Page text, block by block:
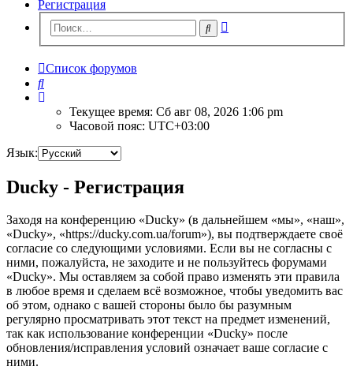
Регистрация
Поиск
Список форумов
Поиск
Текущее время: Сб авг 08, 2026 1:06 pm
Часовой пояс: UTC+03:00
Язык:
Ducky - Регистрация
Заходя на конференцию «Ducky» (в дальнейшем «мы», «наш»,
«Ducky», «https://ducky.com.ua/forum»), вы подтверждаете своё
согласие со следующими условиями. Если вы не согласны с
ними, пожалуйста, не заходите и не пользуйтесь форумами
«Ducky». Мы оставляем за собой право изменять эти правила
в любое время и сделаем всё возможное, чтобы уведомить вас
об этом, однако с вашей стороны было бы разумным
регулярно просматривать этот текст на предмет изменений,
так как использование конференции «Ducky» после
обновления/исправления условий означает ваше согласие с
ними.